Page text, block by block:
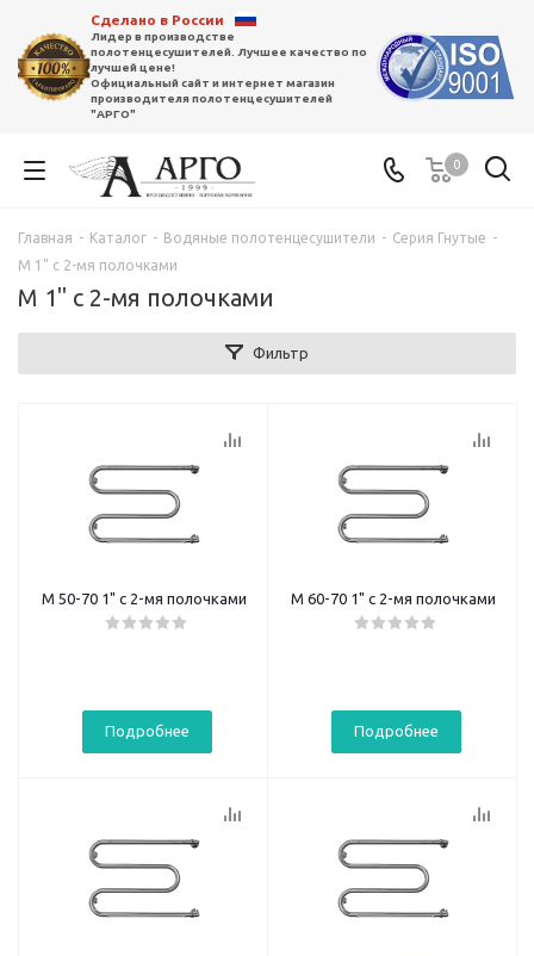
Сделано в России
Лидер в производстве
полотенцесушителей. Лучшее качество по
лучшей цене!
Официальный сайт и интернет магазин
производителя полотенцесушителей
"АРГО"
0
Главная - Каталог - Водяные полотенцесушители - Серия Гнутые -
М 1" с 2-мя полочками
М 1" с 2-мя полочками
Фильтр
М 50-70 1" с 2-мя полочками
Подробнее
М 60-70 1" с 2-мя полочками
Подробнее